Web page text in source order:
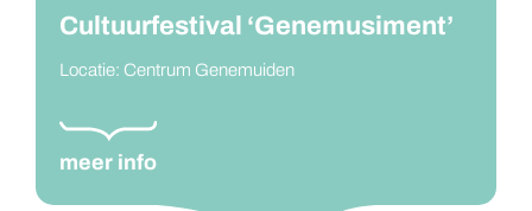
meer info
Cultuurfestival ‘Genemusiment’
Locatie: Centrum Genemuiden